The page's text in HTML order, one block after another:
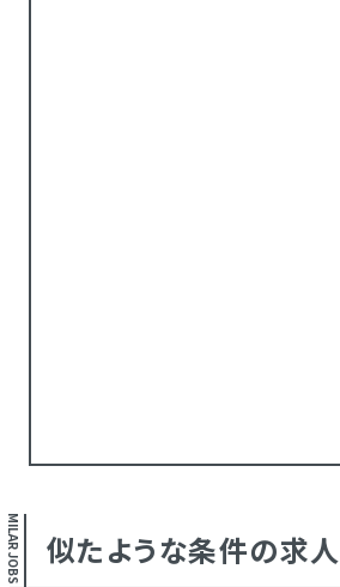
SIMILAR JOBS 似たような条件の求